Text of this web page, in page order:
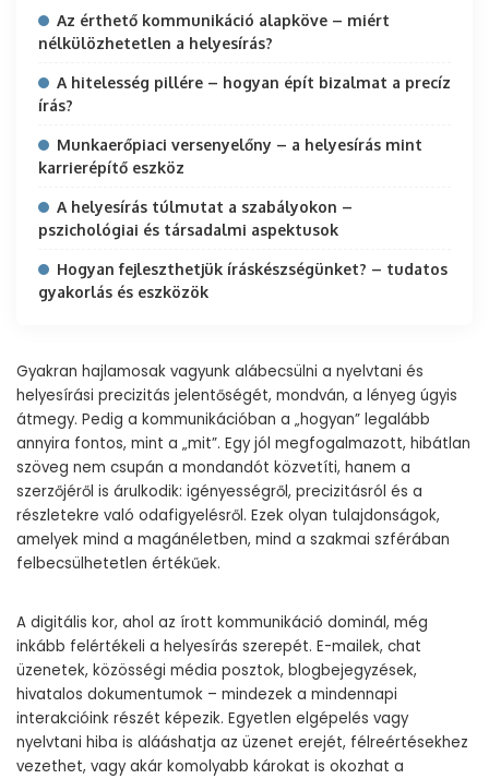
Az érthető kommunikáció alapköve – miért
nélkülözhetetlen a helyesírás?
A hitelesség pillére – hogyan épít bizalmat a precíz
írás?
Munkaerőpiaci versenyelőny – a helyesírás mint
karrierépítő eszköz
A helyesírás túlmutat a szabályokon –
pszichológiai és társadalmi aspektusok
Hogyan fejleszthetjük íráskészségünket? – tudatos
gyakorlás és eszközök
Gyakran hajlamosak vagyunk alábecsülni a nyelvtani és
helyesírási precizitás jelentőségét, mondván, a lényeg úgyis
átmegy. Pedig a kommunikációban a „hogyan” legalább
annyira fontos, mint a „mit”. Egy jól megfogalmazott, hibátlan
szöveg nem csupán a mondandót közvetíti, hanem a
szerzőjéről is árulkodik: igényességről, precizitásról és a
részletekre való odafigyelésről. Ezek olyan tulajdonságok,
amelyek mind a magánéletben, mind a szakmai szférában
felbecsülhetetlen értékűek.
A digitális kor, ahol az írott kommunikáció dominál, még
inkább felértékeli a helyesírás szerepét. E-mailek, chat
üzenetek, közösségi média posztok, blogbejegyzések,
hivatalos dokumentumok – mindezek a mindennapi
interakcióink részét képezik. Egyetlen elgépelés vagy
nyelvtani hiba is alááshatja az üzenet erejét, félreértésekhez
vezethet, vagy akár komolyabb károkat is okozhat a